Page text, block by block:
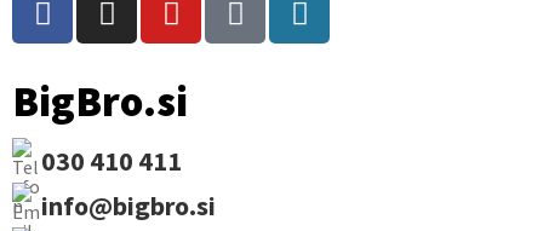
BigBro.si
030 410 411
info@bigbro.si